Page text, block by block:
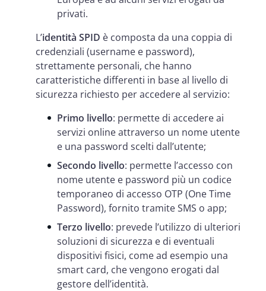
privati.
L’identità SPID è composta da una coppia di
credenziali (username e password),
strettamente personali, che hanno
caratteristiche differenti in base al livello di
sicurezza richiesto per accedere al servizio:
Primo livello: permette di accedere ai
servizi online attraverso un nome utente
e una password scelti dall’utente;
Secondo livello: permette l’accesso con
nome utente e password più un codice
temporaneo di accesso OTP (One Time
Password), fornito tramite SMS o app;
Terzo livello: prevede l’utilizzo di ulteriori
soluzioni di sicurezza e di eventuali
dispositivi fisici, come ad esempio una
smart card, che vengono erogati dal
gestore dell’identità.